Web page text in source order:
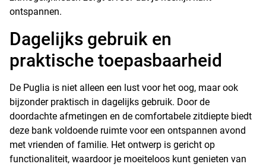
ontspannen.
Dagelijks gebruik en
praktische toepasbaarheid
De Puglia is niet alleen een lust voor het oog, maar ook
bijzonder praktisch in dagelijks gebruik. Door de
doordachte afmetingen en de comfortabele zitdiepte biedt
deze bank voldoende ruimte voor een ontspannen avond
met vrienden of familie. Het ontwerp is gericht op
functionaliteit, waardoor je moeiteloos kunt genieten van